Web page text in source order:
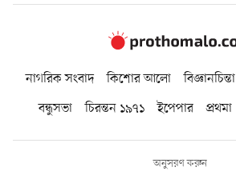
নাগরিক সংবাদ কিশোর আলো বিজ্ঞানচিন্তা
বন্ধুসভা
চিরন্তন ১৯৭১ ইপেপার প্রথমা
অনুসরণ করুন